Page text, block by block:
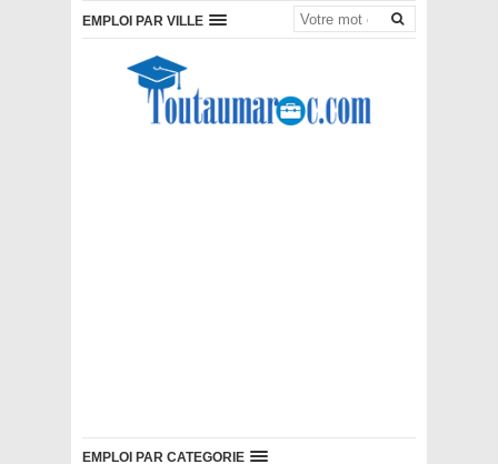
EMPLOI PAR VILLE
EMPLOI PAR CATEGORIE